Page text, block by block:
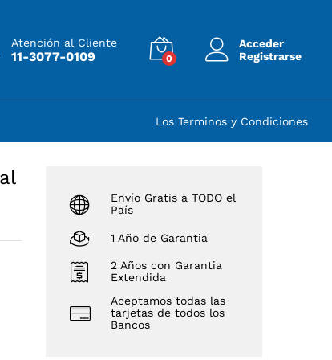
Atención al Cliente
11-3077-0109 0
Acceder
Registrarse
Los Terminos y Condiciones
Envío Gratis a TODO el
País
1 Año de Garantia
2 Años con Garantia
Extendida
Aceptamos todas las
tarjetas de todos los
Bancos